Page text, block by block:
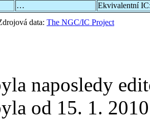
…
Ekvivalentní
data: The NGC/IC Project
naposledy
od 15. 1.